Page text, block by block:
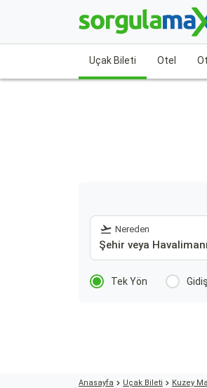
Uçak Bileti Otel
Nereden
Tek Yön
Anasayfa Uçak Bileti Kuzey